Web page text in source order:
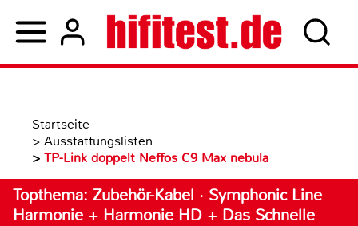
Startseite
> Ausstattungslisten
> TP-Link doppelt Neffos C9 Max nebula
Topthema: Zubehör-Kabel · Symphonic Line
Harmonie + Harmonie HD + Das Schnelle